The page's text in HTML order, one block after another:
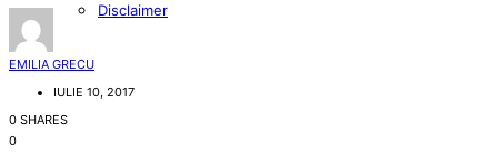
Disclaimer
EMILIA GRECU
IULIE 10, 2017
0 SHARES
0